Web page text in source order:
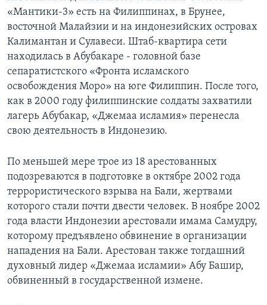
«Мантики-3» есть на Филиппинах, в Брунее,
восточной Малайзии и на индонезийских островах
Калимантан и Сулавеси. Штаб-квартира сети
находилась в Абубакаре - головной базе
сепаратистского «Фронта исламского
освобождения Моро» на юге Филиппин. После того,
как в 2000 году филиппинские солдаты захватили
лагерь Абубакар, «Джемаа исламия» перенесла
свою деятельность в Индонезию.
По меньшей мере трое из 18 арестованных
подозреваются в подготовке в октябре 2002 года
террористического взрыва на Бали, жертвами
которого стали почти двести человек. В ноябре 2002
года власти Индонезии арестовали имама Самудру,
которому предъявлено обвинение в организации
нападения на Бали. Арестован также тогдашний
духовный лидер «Джемаа исламии» Абу Башир,
обвиненный в государственной измене.